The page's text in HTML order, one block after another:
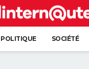
POLITIQUE SOCIÉTÉ